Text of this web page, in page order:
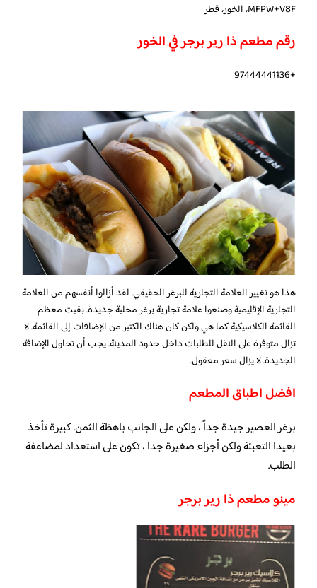
MFPW+V8F، الخور، قطر
رقم مطعم ذا رير برجر في الخور
+97444441136
هذا هو تغيير العلامة التجارية للبرغر الحقيقي. لقد أزالوا أنفسهم من العلامة
التجارية الإقليمية وصنعوا علامة تجارية برغر محلية جديدة. بقيت معظم
القائمة الكلاسيكية كما هي ولكن كان هناك الكثير من الإضافات إلى القائمة. لا
تزال متوفرة على النقل للطلبات داخل حدود المدينة. يجب أن تحاول الإضافة
الجديدة. لا يزال سعر معقول.
افضل اطباق المطعم
برغر العصير جيدة جداً ، ولكن على الجانب باهظة الثمن. كبيرة تأخذ
بعيدا التعبئة ولكن أجزاء صغيرة جدا ، تكون على استعداد لمضاعفة
الطلب.
مينو مطعم ذا رير برجر